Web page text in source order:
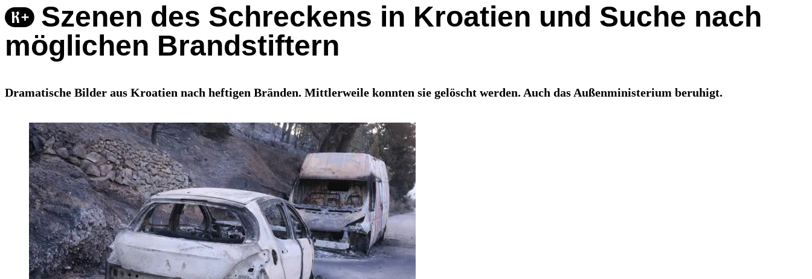
Szenen des Schreckens in Kroatien und Suche nach
möglichen Brandstiftern
Dramatische Bilder aus Kroatien nach heftigen Bränden. Mittlerweile konnten sie gelöscht werden. Auch das Außenministerium beruhigt.